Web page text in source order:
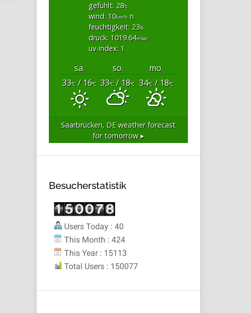
gefühlt: 28°c
wind: 10km/hn
feuchtigkeit: 23%
druck: 1019.64mbar
uv-index: 1
sa. so.
mo.
33°C / 16°C 33°C / 18°C 34°C/ 18°C
Saarbrücken, DEweather forecast
for tomorrow ▸
Besucherstatistik
Users Today : 40
This Month : 424
This Year : 15113
Total Users : 150077